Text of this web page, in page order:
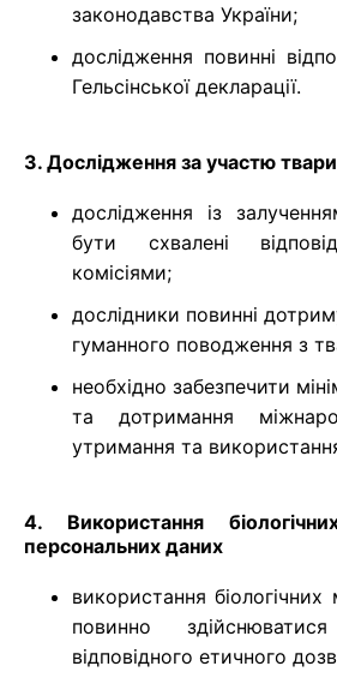
законодавства України;
дослідження повинні
Гельсінської декларації.
3. Дослідження за участю
дослідження із
бути схвалені
комісіями;
дослідники повинні
гуманного поводження з
необхідно забезпечити
та дотримання
утримання та
4. Використання
персональних даних
використання біологічних
повинно
відповідного етичного